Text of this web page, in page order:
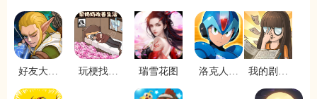
好友大作
玩梗找茬
瑞雪花图
洛克人时
我的剧本